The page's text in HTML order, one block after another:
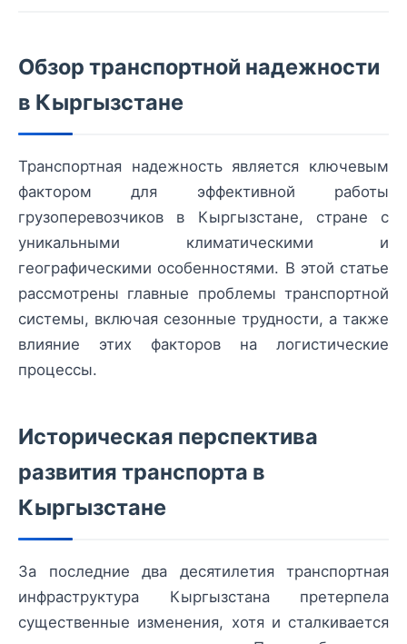
Обзор транспортной надежности
в Кыргызстане
Транспортная надежность является ключевым
фактором для эффективной работы
грузоперевозчиков в Кыргызстане, стране с
уникальными климатическими и
географическими особенностями. В этой статье
рассмотрены главные проблемы транспортной
системы, включая сезонные трудности, а также
влияние этих факторов на логистические
процессы.
Историческая перспектива
развития транспорта в
Кыргызстане
За последние два десятилетия транспортная
инфраструктура Кыргызстана претерпела
существенные изменения, хотя и сталкивается